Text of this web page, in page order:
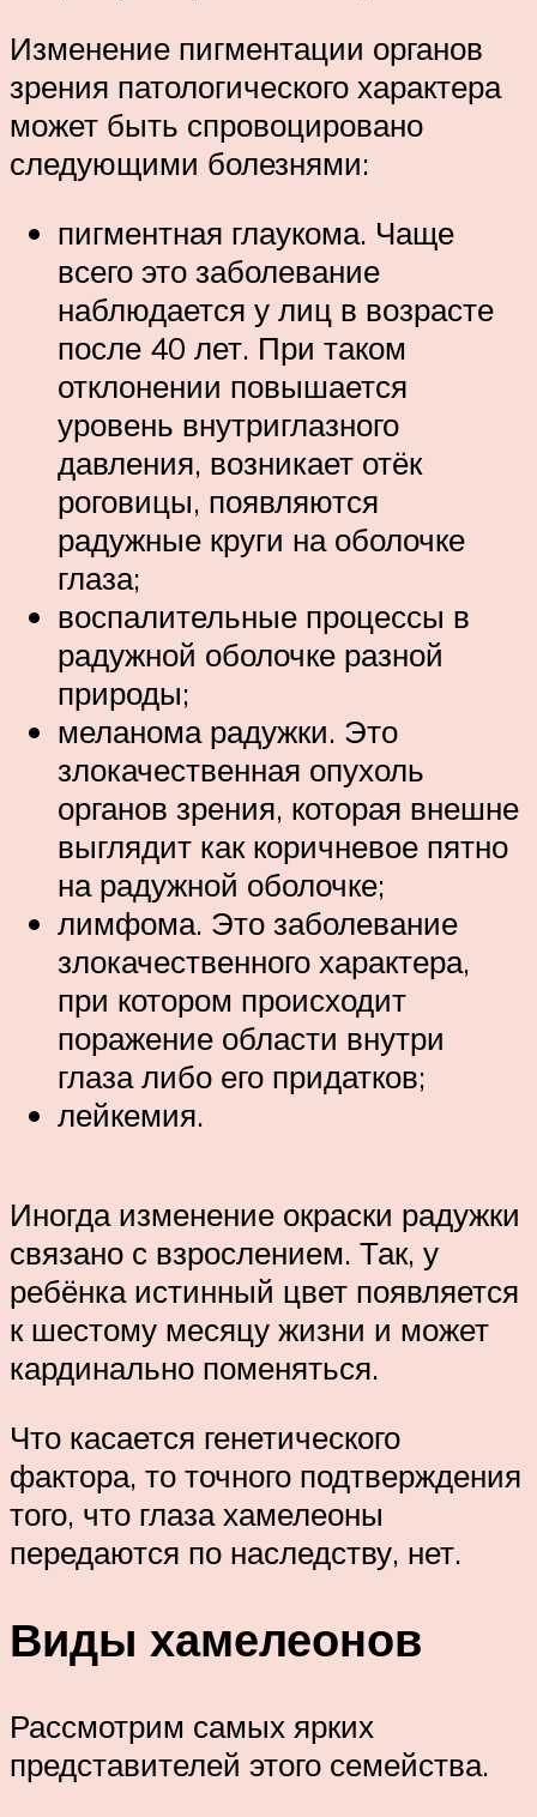
Изменение пигментации органов
зрения патологического характера
может быть спровоцировано
следующими болезнями:
пигментная глаукома. Чаще
всего это заболевание
наблюдается у лиц в возрасте
после 40 лет. При таком
отклонении повышается
уровень внутриглазного
давления, возникает отёк
роговицы, появляются
радужные круги на оболочке
глаза;
воспалительные процессы в
радужной оболочке разной
природы;
меланома радужки. Это
злокачественная опухоль
органов зрения, которая внешне
выглядит как коричневое пятно
на радужной оболочке;
лимфома. Это заболевание
злокачественного характера,
при котором происходит
поражение области внутри
глаза либо его придатков;
лейкемия.
Иногда изменение окраски радужки
связано с взрослением. Так, у
ребёнка истинный цвет появляется
к шестому месяцу жизни и может
кардинально поменяться.
Что касается генетического
фактора, то точного подтверждения
того, что глаза хамелеоны
передаются по наследству, нет.
Виды хамелеонов
Рассмотрим самых ярких
представителей этого семейства.